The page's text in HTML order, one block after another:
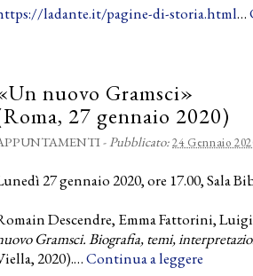
ladante.it/pagine-di-storia.html…
nuovo Gramsci»
27 gennaio 2020)
-Pubblicato:24 Gennaio
27 gennaio 2020, ore 17.00, Sala
Descendre, Emma Fattorini,
Gramsci. Biografia, temi,
2020).…Continua a leggere